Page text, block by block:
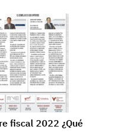
fiscal 2022 ¿Qué